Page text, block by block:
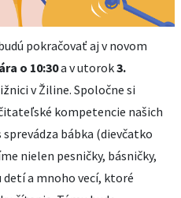
pokračovať aj v novom
o 10:30a v utorok3.
v Žiline. Spoločne si
kompetencie našich
bábka (dievčatko
nielen pesničky, básničky,
a mnoho vecí, ktoré